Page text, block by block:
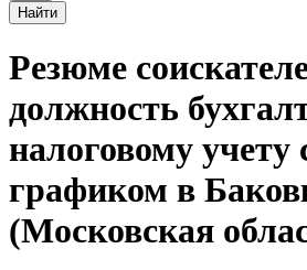
Найти
Резюме
должность
налоговому учету
графиком в
(Московская